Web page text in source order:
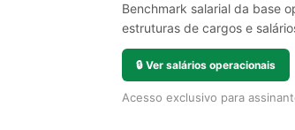
Benchmark salarial da base
estruturas de cargos e
🔒 Ver salários operacionais
Acesso exclusivo para